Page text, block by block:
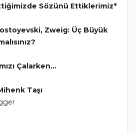
Sözünü Ettiklerimiz*
Zweig: Üç Büyük
Çalarken...
Taşı